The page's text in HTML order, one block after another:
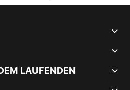
LAUFENDEN